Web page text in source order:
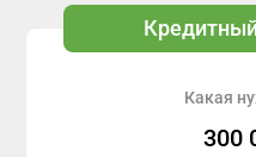
Какая
300